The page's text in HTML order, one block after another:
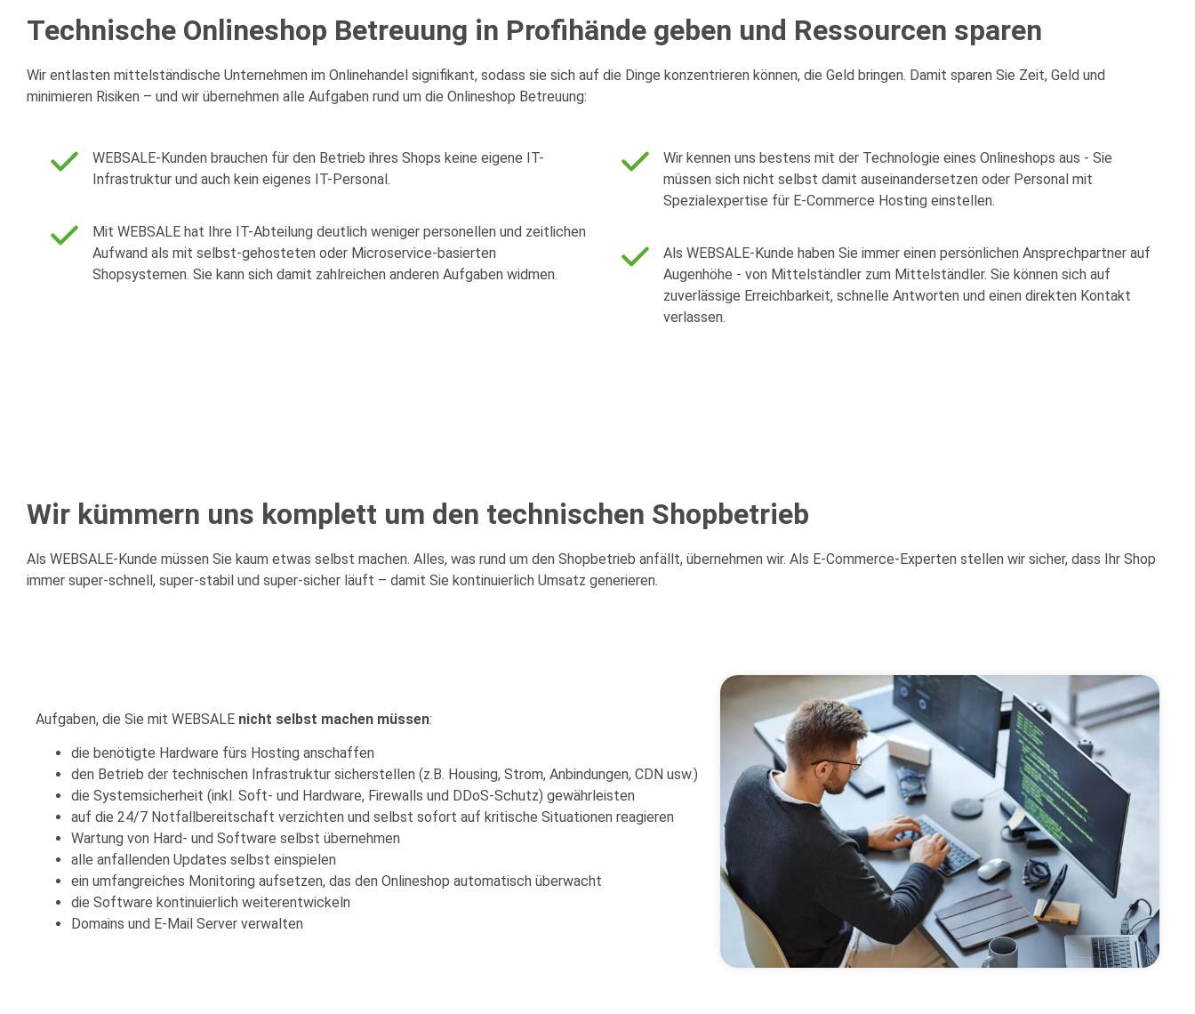
Technische Onlineshop Betreuung in Profihände geben und Ressourcen sparen
Wir entlasten mittelständische Unternehmen im Onlinehandel signifikant, sodass sie sich auf die Dinge konzentrieren können, die Geld bringen. Damit sparen Sie Zeit, Geld und
minimieren Risiken – und wir übernehmen alle Aufgaben rund um die Onlineshop Betreuung:
WEBSALE-Kunden brauchen für den Betrieb ihres Shops keine eigene IT-
Infrastruktur und auch kein eigenes IT-Personal.
Mit WEBSALE hat Ihre IT-Abteilung deutlich weniger personellen und zeitlichen
Aufwand als mit selbst-gehosteten oder Microservice-basierten
Shopsystemen. Sie kann sich damit zahlreichen anderen Aufgaben widmen.
Wir kennen uns bestens mit der Technologie eines Onlineshops aus - Sie
müssen sich nicht selbst damit auseinandersetzen oder Personal mit
Spezialexpertise für E-Commerce Hosting einstellen.
Als WEBSALE-Kunde haben Sie immer einen persönlichen Ansprechpartner auf
Augenhöhe - von Mittelständler zum Mittelständler. Sie können sich auf
zuverlässige Erreichbarkeit, schnelle Antworten und einen direkten Kontakt
verlassen.
Wir kümmern uns komplett um den technischen Shopbetrieb
Als WEBSALE-Kunde müssen Sie kaum etwas selbst machen. Alles, was rund um den Shopbetrieb anfällt, übernehmen wir. Als E-Commerce-Experten stellen wir sicher, dass Ihr Shop
immer super-schnell, super-stabil und super-sicher läuft – damit Sie kontinuierlich Umsatz generieren.
Aufgaben, die Sie mit WEBSALE nicht selbst machen müssen:
die benötigte Hardware fürs Hosting anschaffen
den Betrieb der technischen Infrastruktur sicherstellen (z.B. Housing, Strom, Anbindungen, CDN usw.)
die Systemsicherheit (inkl. Soft- und Hardware, Firewalls und DDoS-Schutz) gewährleisten
auf die 24/7 Notfallbereitschaft verzichten und selbst sofort auf kritische Situationen reagieren
Wartung von Hard- und Software selbst übernehmen
alle anfallenden Updates selbst einspielen
ein umfangreiches Monitoring aufsetzen, das den Onlineshop automatisch überwacht
die Software kontinuierlich weiterentwickeln
Domains und E-Mail Server verwalten